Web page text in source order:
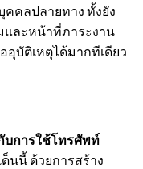
คลปลายทาง ทั้งยัง
และหน้าที่ภาระงาน
บัติเหตุได้มากทีเดียว
บการใช้โทรศัพท์
นี้ ด้วยการสร้าง